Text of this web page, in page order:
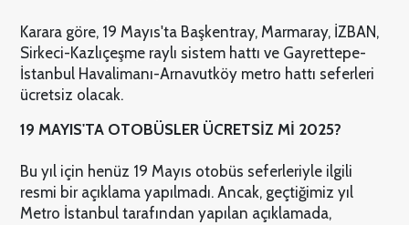
Karara göre, 19 Mayıs'ta Başkentray, Marmaray, İZBAN,
Sirkeci-Kazlıçeşme raylı sistem hattı ve Gayrettepe-
İstanbul Havalimanı-Arnavutköy metro hattı seferleri
ücretsiz olacak.
19 MAYIS'TA OTOBÜSLER ÜCRETSİZ Mİ 2025?
Bu yıl için henüz 19 Mayıs otobüs seferleriyle ilgili
resmi bir açıklama yapılmadı. Ancak, geçtiğimiz yıl
Metro İstanbul tarafından yapılan açıklamada,